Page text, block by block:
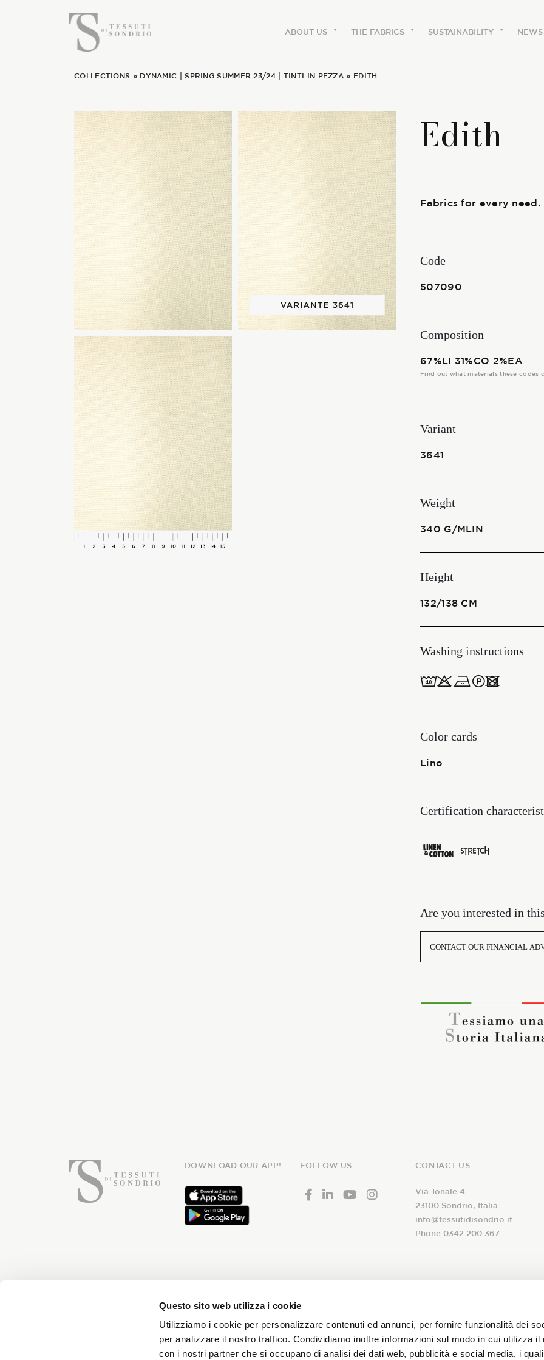
Questo sito web utilizza i cookie
Utilizziamo i cookie per personalizzare contenuti ed annunci, per fornire funzionalità dei
per analizzare il nostro traffico. Condividiamo inoltre informazioni sul modo in cui utilizza il
con i nostri partner che si occupano di analisi dei dati web, pubblicità e social media, i
ABOUT US THE FABRICS SUSTAINABILITY NEWS
COLLECTIONS » DYNAMIC |SPRING SUMMER 23/24| TINTI IN PEZZA » EDITH
Edith
Fabrics for every
Code
507090
Composition
67%LI 31%CO 2%EA
Find out what materials these codes
Variant
3641
Weight
340 G/MLIN
Height
132/138 CM
Washing instructions
8obWd
Color cards
Lino
Certification
Are you interested in
CONTACT OUR FINANCIAL
DOWNLOAD OUR APP! FOLLOW US CONTACT US
Via Tonale 4
23100 Sondrio, Italia
info@tessutidisondrio.it
Phone 0342 200 367
Subscribe to our
newsletter!
I declare that I have read
consent to the treatment
subscription to the Tessuti
ENGLISH
ABOUT US
The labels
Our history
Work with us
Share our fabrics
THE FABRICS
The season Fall/Winter
The season Spring/Summer
bunch
SUSTAINABILITY
Heart for Earth
UpCycle
Certifications
CONTACT US